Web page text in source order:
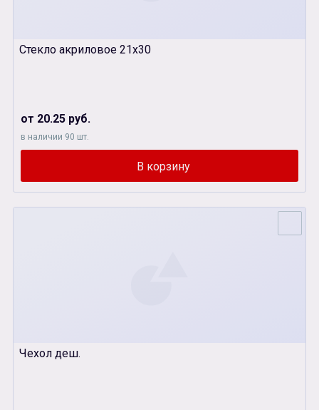
Стекло акриловое 21х30
от 20.25 руб.
в наличии 90 шт.
Чехол деш.